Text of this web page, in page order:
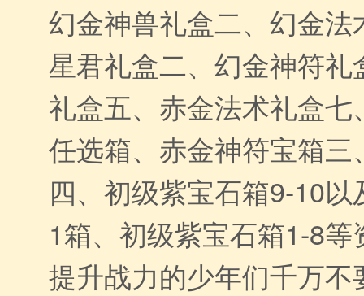
幻金神兽礼盒二、幻金
星君礼盒二、幻金神符
礼盒五、赤金法术礼盒
任选箱、赤金神符宝箱
四、初级紫宝石箱9-10
1箱、初级紫宝石箱1-8
提升战力的少年们千万不